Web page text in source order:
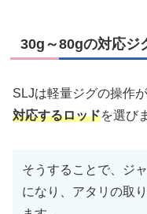
30g～80gの対応ジ
SLJは軽量ジグの操作
対応するロッドを選び
そうすることで、ジ
になり、アタリの取